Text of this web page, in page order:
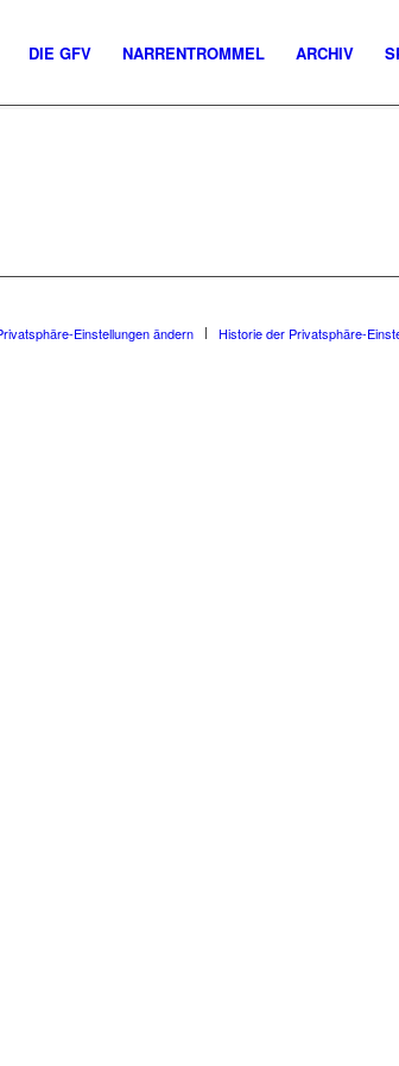
DIE GFV NARRENTROMMEL ARCHIV
Einstellungen ändern Historie der Privatsphäre-